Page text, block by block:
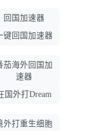
回国加速器
键回国加速器
茄海外回国加
速器
国外打Dream
外打重生细胞